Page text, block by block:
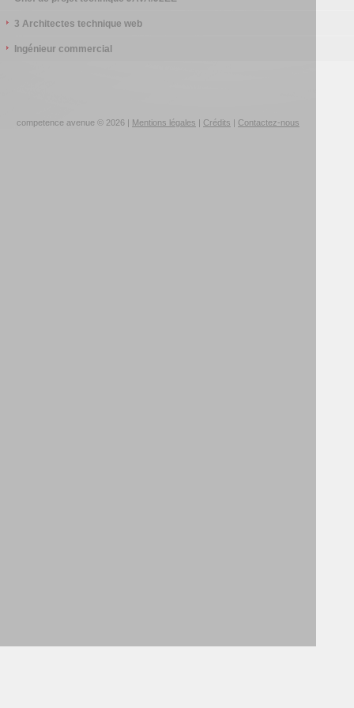
3 Architectes technique web
Ingénieur commercial
competence avenue © 2026 | Mentions légales Crédits Contactez-nous